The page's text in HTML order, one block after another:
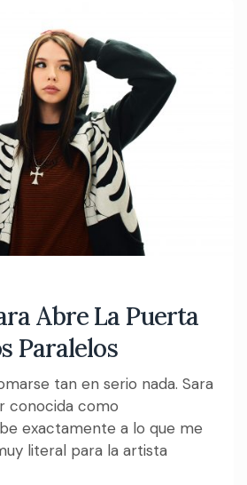
Abre La Puerta
Paralelos
tan en serio nada. Sara
conocida como
exactamente a lo que me
literal para la artista